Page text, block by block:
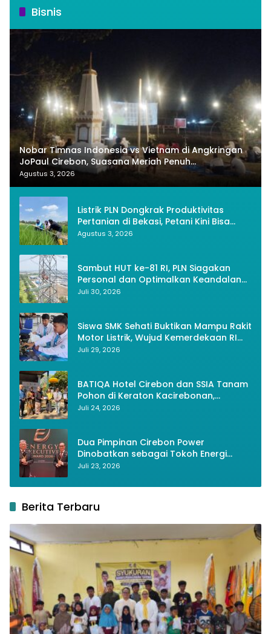
Bisnis
Nobar Timnas Indonesia vs Vietnam di Angkringan
JoPaul Cirebon, Suasana Meriah Penuh
Nasionalisme
Agustus 3, 2026
Listrik PLN Dongkrak Produktivitas
Pertanian di Bekasi, Petani Kini Bisa
Panen Tiga Kali Setahun
Agustus 3, 2026
Sambut HUT ke-81 RI, PLN Siagakan
Personal dan Optimalkan Keandalan
Instalasi Transmisi
Juli 30, 2026
Siswa SMK Sehati Buktikan Mampu Rakit
Motor Listrik, Wujud Kemerdekaan RI
Melalui Inovasi dan Kemandirian
Juli 29, 2026
BATIQA Hotel Cirebon dan SSIA Tanam
Pohon di Keraton Kacirebonan,
Lestarikan Budaya dan Lingkungan
Juli 24, 2026
Dua Pimpinan Cirebon Power
Dinobatkan sebagai Tokoh Energi
Berkelanjutan 2026
Juli 23, 2026
Berita Terbaru